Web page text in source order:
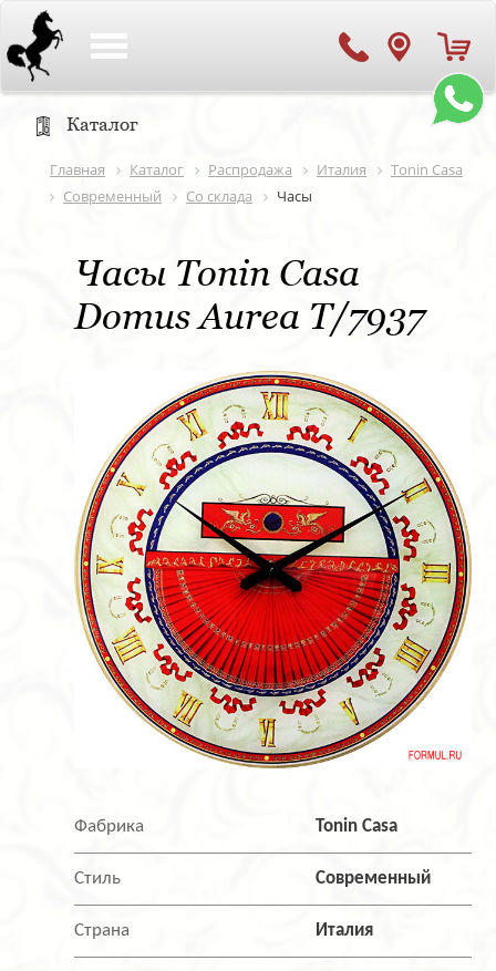
Каталог
Главная Каталог Распродажа Италия
Tonin Casa
Современный
Со склада Часы
Часы Tonin Casa
Domus Aurea T/7937
Фабрика Tonin Casa
Стиль Современный
Страна Италия